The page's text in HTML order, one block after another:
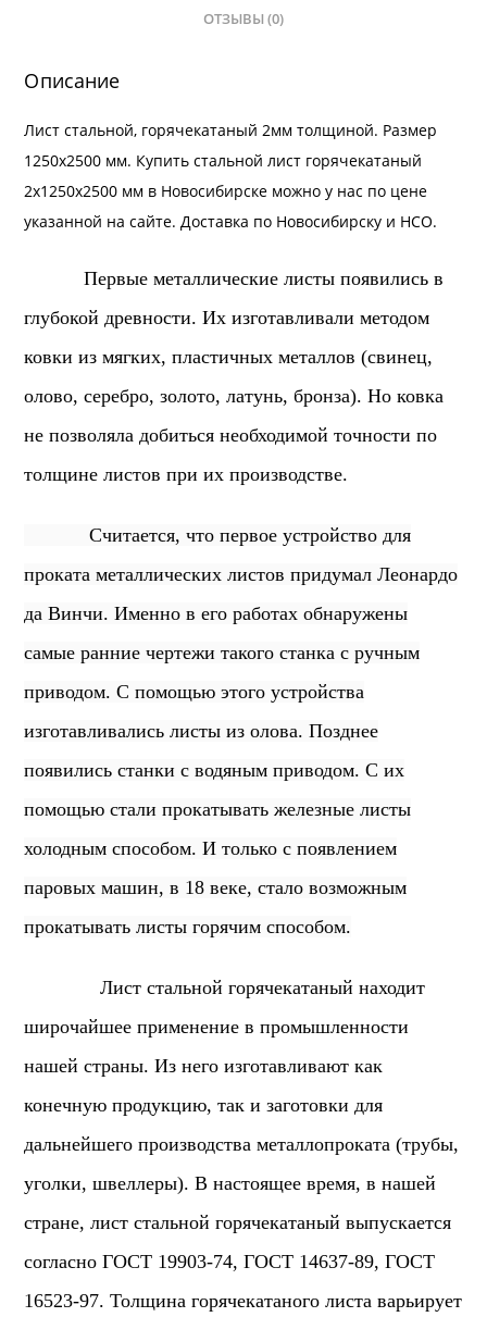
ОТЗЫВЫ (0)
Описание
Лист стальной, горячекатаный 2мм толщиной. Размер
1250х2500 мм. Купить стальной лист горячекатаный
2х1250х2500 мм в Новосибирске можно у нас по цене
указанной на сайте.Доставка по Новосибирску и НСО.
Первые металлические листы появились в
глубокой древности. Их изготавливали методом
ковки из мягких, пластичных металлов (свинец,
олово, серебро, золото, латунь, бронза). Но ковка
не позволяла добиться необходимой точности по
толщине листов при их производстве.
Считается, что первое устройство для
проката металлических листов придумал Леонардо
да Винчи. Именно в его работах обнаружены
самые ранние чертежи такого станка с ручным
приводом. С помощью этого устройства
изготавливались листы из олова. Позднее
появились станки с водяным приводом. С их
помощью стали прокатывать железные листы
холодным способом. И только с появлением
паровых машин, в 18 веке, стало возможным
прокатывать листы горячим способом.
Лист стальной горячекатаный находит
широчайшее применение в промышленности
нашей страны. Из него изготавливают как
конечную продукцию, так и заготовки для
дальнейшего производства металлопроката (трубы,
уголки, швеллеры).В настоящее время, в нашей
стране, лист стальной горячекатаный выпускается
согласно ГОСТ 19903-74, ГОСТ 14637-89, ГОСТ
16523-97. Толщина горячекатаного листа варьирует